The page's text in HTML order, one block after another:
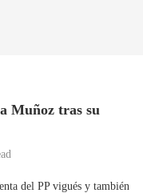
Muñoz tras su
del PP vigués y también